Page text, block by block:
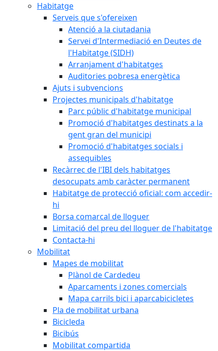
Habitatge
Serveis que s'ofereixen
Atenció a la ciutadania
Servei d'Intermediació en Deutes de
l'Habitatge (SIDH)
Arranjament d'habitatges
Auditories pobresa energètica
Ajuts i subvencions
Projectes municipals d'habitatge
Parc públic d'habitatge municipal
Promoció d'habitatges destinats a la
gent gran del municipi
Promoció d'habitatges socials i
assequibles
Recàrrec de l'IBI dels habitatges
desocupats amb caràcter permanent
Habitatge de protecció oficial: com accedir-
hi
Borsa comarcal de lloguer
Limitació del preu del lloguer de l'habitatge
Contacta-hi
Mobilitat
Mapes de mobilitat
Plànol de Cardedeu
Aparcaments i zones comercials
Mapa carrils bici i aparcabicicletes
Pla de mobilitat urbana
Bicicleda
Bicibús
Mobilitat compartida